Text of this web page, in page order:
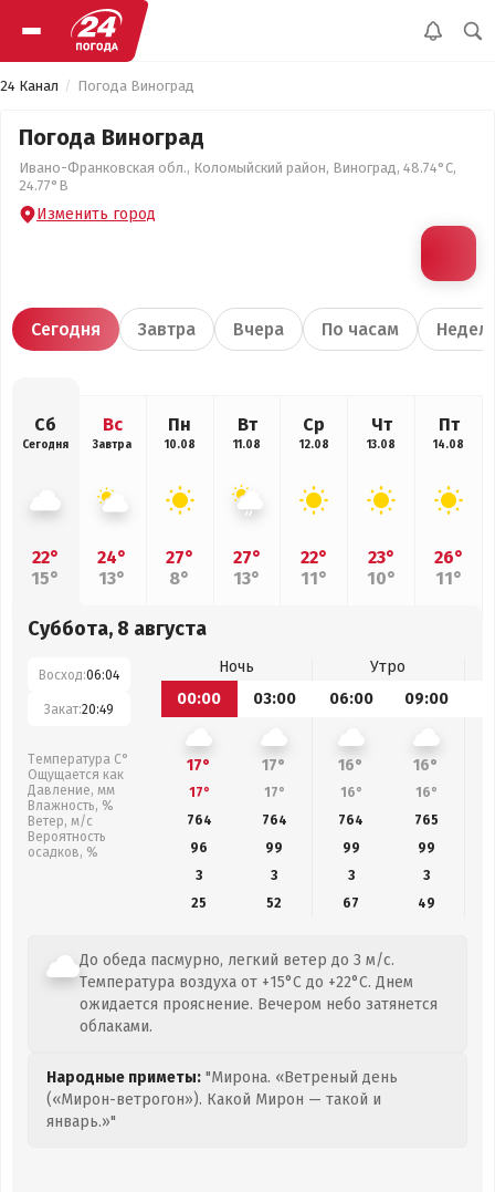
24 Канал Погода Виноград
Погода Виноград
Ивано-Франковская обл., Коломыйский район, Виноград, 48.74°С,
24.77°В
Изменить город
Сегодня Завтра Вчера По часам
Сб
Сегодня
22°
15°
Вс
Завтра
24°
13°
Пн
10.08
27°
8°
Вт
11.08
27°
13°
Ср
12.08
22°
11°
Чт
13.08
23°
10°
Пт
14.08
26°
11°
Суббота, 8 августа
Восход:06:04
Закат:20:49
Температура С°
Ощущается как
Давление, мм
Влажность, %
Ветер, м/с
Вероятность
осадков, %
Ночь
Утро
00:00
03:00 06:00 09:00
17° 17° 16° 16°
17° 17° 16° 16°
764
764 764 765
96
99 99 99
3
3 3
3
25
52 67 49
До обеда пасмурно, легкий ветер до 3 м/с.
Температура воздуха от +15°C до +22°C. Днем
ожидается прояснение. Вечером небо затянется
облаками.
Народные приметы: "Мирона. «Ветреный день
(«Мирон-ветрогон»). Какой Мирон — такой и
январь.»"